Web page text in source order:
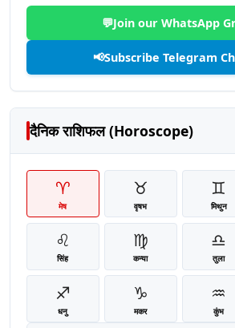
💬Join our WhatsApp
📢Subscribe Telegram
दैनिक राशिफल (Horoscope)
♈
मेष
♉
वृषभ
♊
मिथुन
♌
सिंह
♍
कन्या
♎
तुला
♐
धनु
♑
मकर
♒
कुंभ